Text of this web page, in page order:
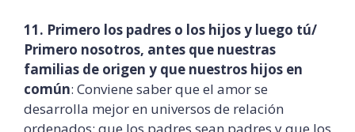
11. Primero los padres o los hijos y luego tú/
Primero nosotros, antes que nuestras
familias de origen y que nuestros hijos en
común: Conviene saber que el amor se
desarrolla mejor en universos de relación